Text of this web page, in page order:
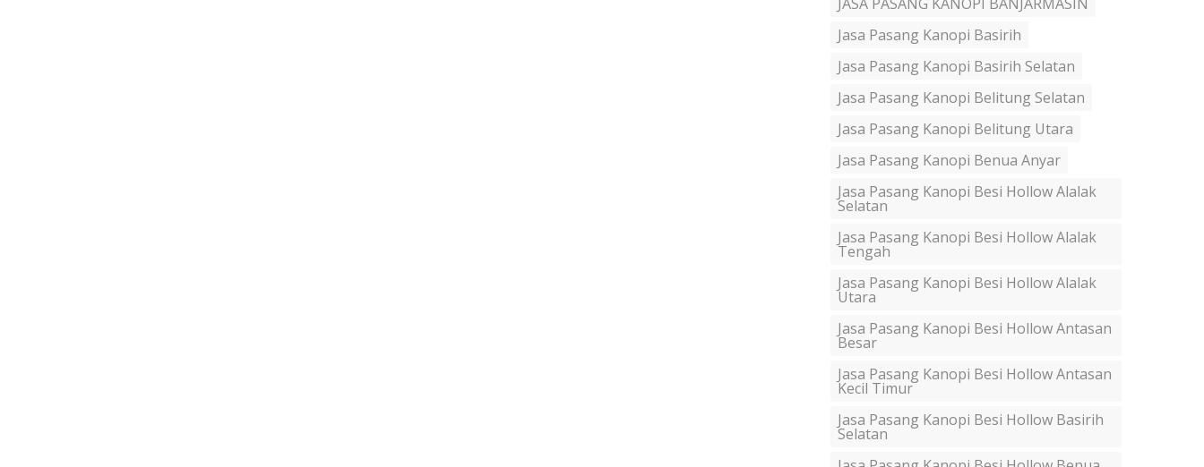
Jasa Pasang Kanopi Basirih
Jasa Pasang Kanopi Basirih Selatan
Jasa Pasang Kanopi Belitung Selatan
Jasa Pasang Kanopi Belitung Utara
Jasa Pasang Kanopi Benua Anyar
Jasa Pasang Kanopi Besi Hollow Alalak
Selatan
Jasa Pasang Kanopi Besi Hollow Alalak
Tengah
Jasa Pasang Kanopi Besi Hollow Alalak
Utara
Jasa Pasang Kanopi Besi Hollow Antasan
Besar
Jasa Pasang Kanopi Besi Hollow Antasan
Kecil Timur
Jasa Pasang Kanopi Besi Hollow Basirih
Selatan